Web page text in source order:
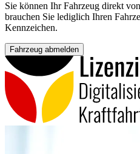
Sie können Ihr Fahrzeug direkt
brauchen Sie lediglich Ihren
Kennzeichen.
Fahrzeug abmelden